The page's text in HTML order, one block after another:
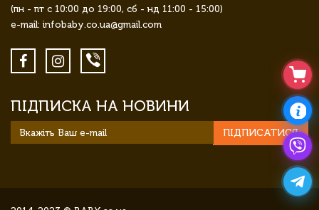
(пн - пт с 10:00 до 19:00, сб - нд 11:00 - 15:00)
e-mail: infobaby.co.ua@gmail.com
ПІДПИСКА НА НОВИНИ
ПІДПИСАТИСЯ